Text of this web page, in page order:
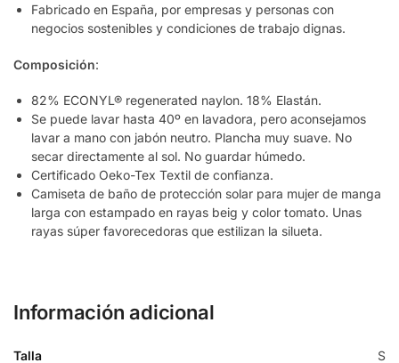
Fabricado en España, por empresas y personas con
negocios sostenibles y condiciones de trabajo dignas.
Composición:
82% ECONYL® regenerated naylon. 18% Elastán.
Se puede lavar hasta 40º en lavadora, pero aconsejamos
lavar a mano con jabón neutro. Plancha muy suave. No
secar directamente al sol. No guardar húmedo.
Certificado Oeko-Tex Textil de confianza.
Camiseta de baño de protección solar para mujer de manga
larga con estampado en rayas beig y color tomato. Unas
rayas súper favorecedoras que estilizan la silueta.
Información adicional
Talla S